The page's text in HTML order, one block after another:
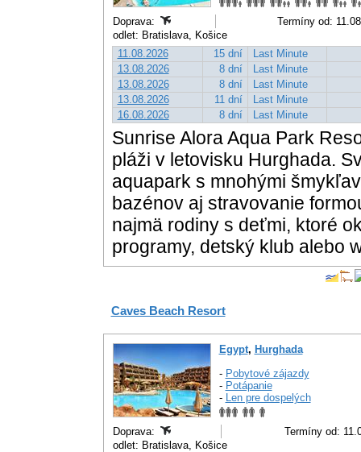
Doprava:
Termíny od:
odlet: Bratislava, Košice
11.08.2026
15 dní
Last Minute
13.08.2026
8 dní
Last Minute
13.08.2026
8 dní
Last Minute
13.08.2026
11 dní
Last Minute
16.08.2026
8 dní Last Minute
Sunrise Alora Aqua Park
pláži v letovisku Hurghada.
aquapark s mnohými
bazénov aj stravovanie
najmä rodiny s deťmi, ktoré
programy, detský klub alebo
Caves Beach Resort
Egypt, Hurghada
- Pobytové zájazdy
- Potápanie
- Len pre dospelých
Doprava:
Termíny od:
odlet: Bratislava, Košice